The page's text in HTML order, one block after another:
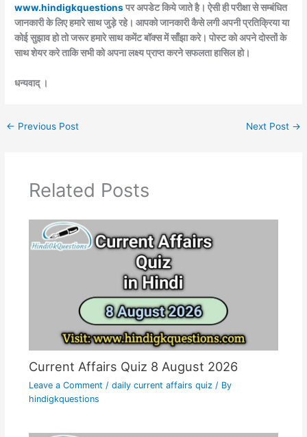
www.hindigkquestionsपर अपडेट किये जाते है। ऐसी ही परीक्षा से सम्बंधित
जानकारी के लिए हमारे साथ जुड़े रहे। आपको जानकारी कैसे लगी अपनी प्रतिक्रिया या
कोई सुझाव हो तो जरूर हमारे साथ कमेंट बॉक्स में साँझा करे। पोस्ट को अपने दोस्तों के
साथ शेयर करे ताकि सभी को अपना लक्ष्य प्राप्त करने सफलता हासिल हो।
धन्यवाद् ।
← Previous Post Next Post →
Related Posts
Current Affairs Quiz 8 August 2026
Leave a Comment / daily current affairs quiz / By
hindigkquestions